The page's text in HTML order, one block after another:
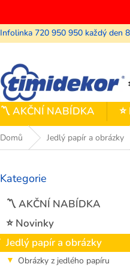
〽️ AKČNÍ NABÍDKA
Domů Jedlý papír a obrázky
Přeskočit
Kategorie
〽️ AKČNÍ NABÍDKA
⭐ Novinky
Jedlý papír a obrázky
Obrázky z jedlého papíru